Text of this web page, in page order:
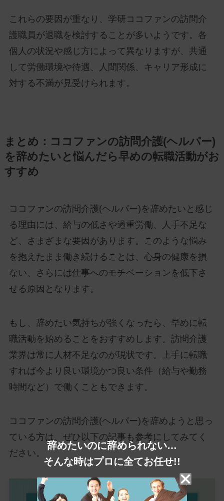
これらの要因が重なり、学研ココファンの訪問介
護職員が退職を検討することが多いようです。各
個人の状況や感じ方によって異なりますが、共通
して労働環境や待遇、人間関係、キャリア形成に
対する不満が見受けられます。
まとめ：ココファンの訪問介護(ヘルパー)
を辞めたいと悩んだら早めの転職活動がお
すすめ
ココファンの訪問介護(ヘルパー)を辞めたいと感じ
る理由には、給与の低さや過重労働、人手不足な
ど、さまざまな要因があります。このような悩み
を抱えたまま働き続けることは、心身の健康を損
ない、さらには仕事へのモチベーションを低下さ
せる原因となります。
もし、辞めたい気持ちが強くなったら、早めに転
職活動を始めることをおすすめします。訪問介護
業界は常に人材不足なのが現状です。上手に転職
すれば今より良い環境かつ良い条件（給与や勤務
時間など）で働くこともできます。
ココファンの訪問介護(ヘルパー)を辞めようと思っ
ている方は、ぜひ以下の記事も参考にしてみてく
ださい。
辞めたいのに辞められない…
そんな時はプロに全てお任せ!!